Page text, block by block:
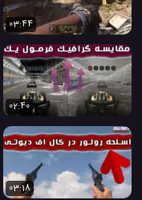
03:44
02:40
03:18